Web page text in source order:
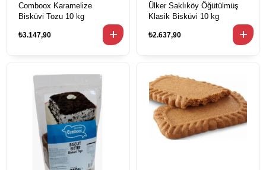
Comboox Karamelize
Bisküvi Tozu 10 kg
₺3.147,90
Ülker Saklıköy Öğütülmüş
Klasik Bisküvi 10 kg
₺2.637,90